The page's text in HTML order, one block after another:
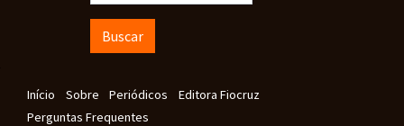
Navegação principal
Início Sobre Periódicos
Editora Fiocruz
Perguntas Frequentes